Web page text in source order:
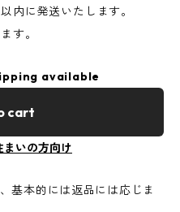
内に発送いたします。
す。
available
cart
まいの方向け
基本的には返品には応じま